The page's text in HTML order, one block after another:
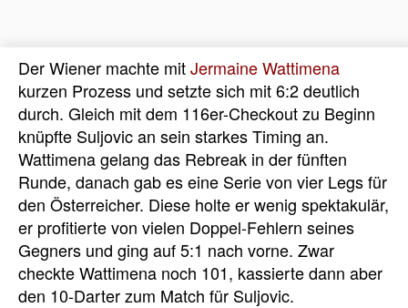
Der Wiener machte mitJermaine Wattimena
kurzen Prozess und setzte sich mit 6:2 deutlich
durch. Gleich mit dem 116er-Checkout zu Beginn
knüpfte Suljovic an sein starkes Timing an.
Wattimena gelang das Rebreak in der fünften
Runde, danach gab es eine Serie von vier Legs für
den Österreicher. Diese holte er wenig spektakulär,
er profitierte von vielen Doppel-Fehlern seines
Gegners und ging auf 5:1 nach vorne. Zwar
checkte Wattimena noch 101, kassierte dann aber
den 10-Darter zum Match für Suljovic.